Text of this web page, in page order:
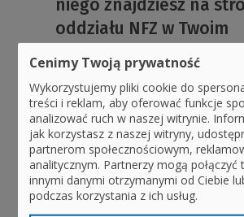
niego znajdziesz na
oddziału NFZ w Twoim
Wpisz swoje dziecko
oczekujących na wizytę
dentobusie.
Podpisz zgodę na
Cenimy Twoją prywatność
Wykorzystujemy pliki cookie do
treści i reklam, aby oferować funkcje
analizować ruch w naszej witrynie.
jak korzystasz z naszej witryny,
partnerom społecznościowym,
analitycznym. Partnerzy mogą
innymi danymi otrzymanymi od Ciebie
podczas korzystania z ich usług.